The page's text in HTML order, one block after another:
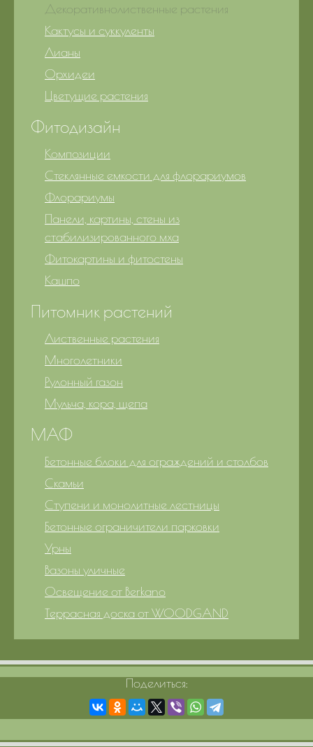
Декоративнолиственные растения
Кактусы и суккуленты
Лианы
Орхидеи
Цветущие растения
Фитодизайн
Композиции
Стеклянные емкости для флорариумов
Флорариумы
Панели, картины, стены из
стабилизированного мха
Фитокартины и фитостены
Кашпо
Питомник растений
Лиственные растения
Многолетники
Рулонный газон
Мульча, кора, щепа
МАФ
Бетонные блоки для ограждений и столбов
Скамьи
Ступени и монолитные лестницы
Бетонные ограничители парковки
Урны
Вазоны уличные
Освещение от Berkano
Террасная доска от WOODGAND
Поделиться: